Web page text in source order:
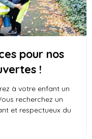
pour nos
!
à votre enfant un
recherchez un
et respectueux du